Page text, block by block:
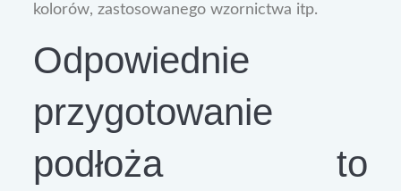
kolorów, zastosowanego wzornictwa itp.
Odpowiednie
przygotowanie
podłoża to